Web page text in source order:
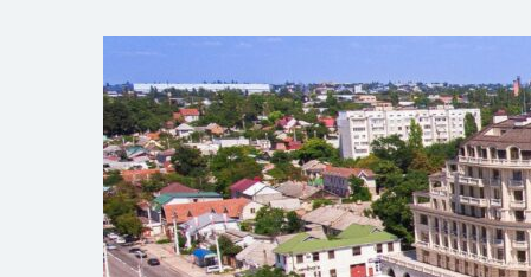
НОВОСТИ